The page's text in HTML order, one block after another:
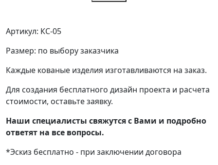
Артикул: КС-05
Размер: по выбору заказчика
Каждые кованые изделия изготавливаются на заказ.
Для создания бесплатного дизайн проекта и расчета
стоимости, оставьте заявку.
Наши специалисты свяжутся с Вами и подробно
ответят на все вопросы.
*Эскиз бесплатно - при заключении договора